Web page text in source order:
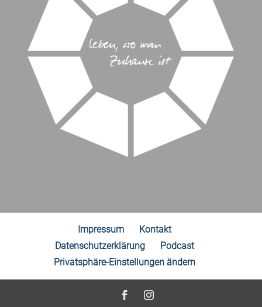
Impressum
Kontakt
Datenschutzerklärung
Podcast
Privatsphäre-Einstellungen ändern